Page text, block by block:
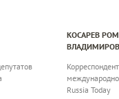
КОСАРЕВ
Корреспондент
Russia Today